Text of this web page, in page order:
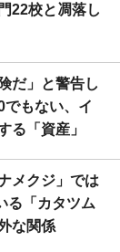
22校と凋落し
だ」と警告し
もない、イ
る「資産」
メクジ」では
る「カタツム
な関係